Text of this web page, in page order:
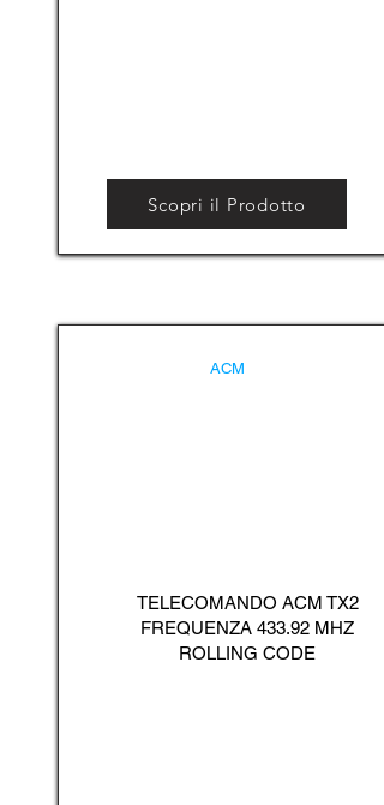
Scopri il Prodotto
ACM
TELECOMANDO ACM TX2
FREQUENZA 433.92 MHZ
ROLLING CODE